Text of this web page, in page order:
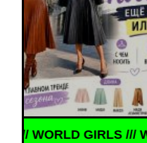
GIRLS /// WORLD